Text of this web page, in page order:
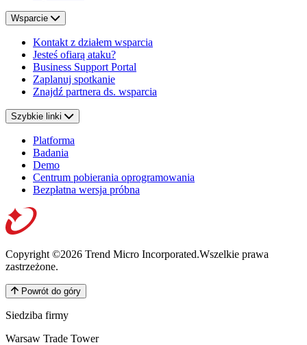
Wsparcie
Kontakt z działem wsparcia
Jesteś ofiarą ataku?
Business Support Portal
Zaplanuj spotkanie
Znajdź partnera ds. wsparcia
Szybkie linki
Platforma
Badania
Demo
Centrum pobierania oprogramowania
Bezpłatna wersja próbna
Copyright ©2026 Trend Micro Incorporated.Wszelkie prawa
zastrzeżone.
Powrót do góry
Siedziba firmy
Warsaw Trade Tower